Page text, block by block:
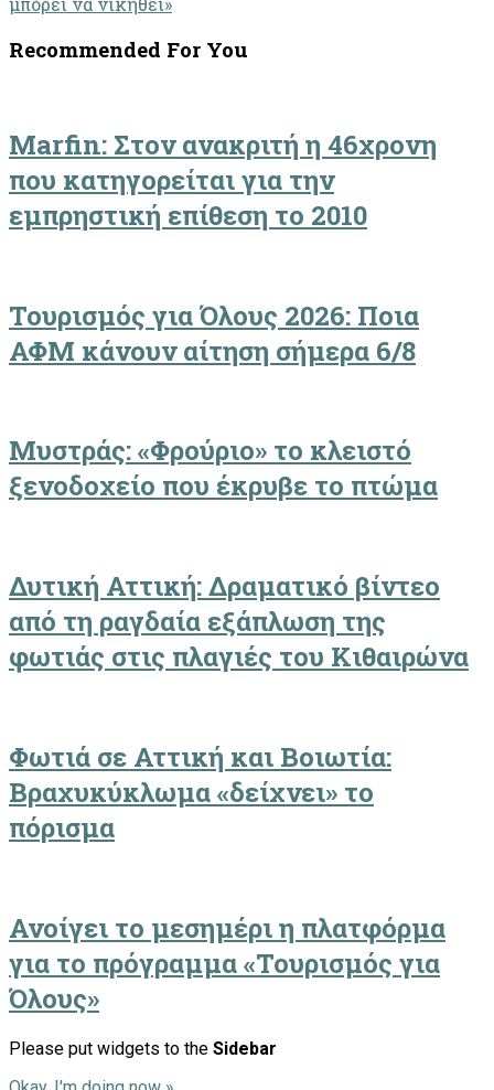
Recommended For You
Marfin: Στον ανακριτή η 46χρονη
που κατηγορείται για την
εμπρηστική επίθεση το 2010
Τουρισμός για Όλους 2026: Ποια
ΑΦΜ κάνουν αίτηση σήμερα 6/8
Μυστράς: «Φρούριο» το κλειστό
ξενοδοχείο που έκρυβε το πτώμα
Δυτική Αττική: Δραματικό βίντεο
από τη ραγδαία εξάπλωση της
φωτιάς στις πλαγιές του Κιθαιρώνα
Φωτιά σε Αττική και Βοιωτία:
Βραχυκύκλωμα «δείχνει» το
πόρισμα
Ανοίγει το μεσημέρι η πλατφόρμα
για το πρόγραμμα «Τουρισμός για
Όλους»
Please put widgets to the Sidebar